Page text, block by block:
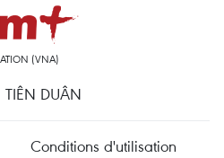
(VNA)
DUÂN
Conditions d'utilisation